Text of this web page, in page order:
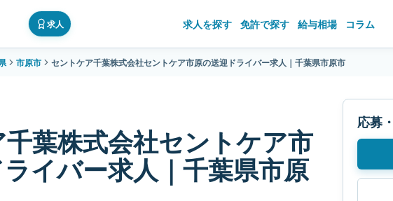
求人 求人を探す 免許で探す 給与相場 コラム
市原市 セントケア千葉株式会社セントケア市原の送迎ドライバー求人｜千葉県市原市
葉株式会社セントケア市
イバー求人｜千葉県市原
応募